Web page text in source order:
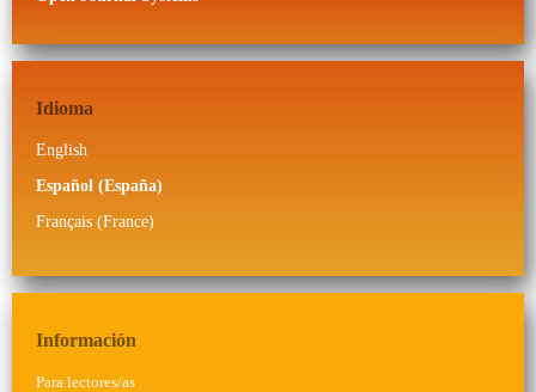
Idioma
English
Español (España)
Français (France)
Información
Para lectores/as